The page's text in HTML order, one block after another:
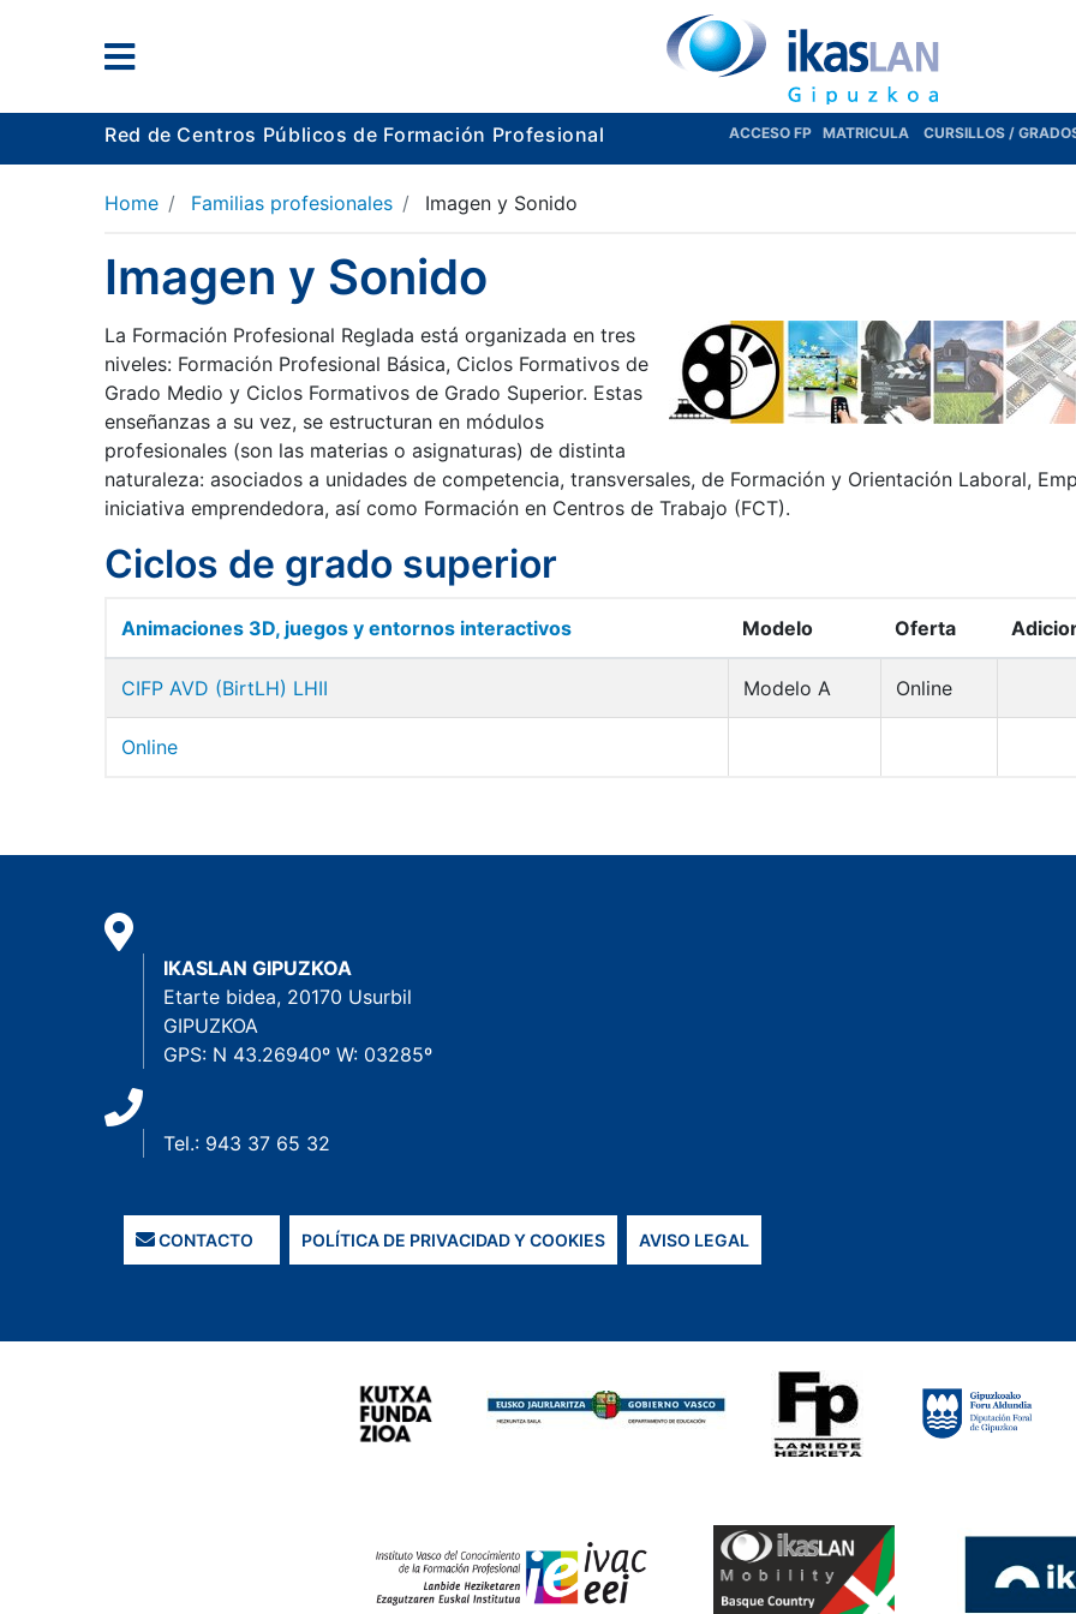
Red de Centros Públicos de Formación Profesional ACCESO FP MATRICULA CURSILLOS /
Home Familias profesionales Imagen y Sonido
Imagen y Sonido
La Formación Profesional Reglada está organizada en tres
niveles: Formación Profesional Básica, Ciclos Formativos de
Grado Medio y Ciclos Formativos de Grado Superior. Estas
enseñanzas a su vez, se estructuran en módulos
profesionales (son las materias o asignaturas) de distinta
naturaleza: asociados a unidades de competencia, transversales, de Formación y Orientación Laboral,
iniciativa emprendedora, así como Formación en Centros de Trabajo (FCT).
Ciclos de grado superior
Animaciones 3D, juegos y entornos interactivos Modelo Oferta
CIFP AVD (BirtLH) LHII Modelo A Online
Online
IKASLAN GIPUZKOA
Etarte bidea, 20170 Usurbil
GIPUZKOA
GPS: N 43.26940º W: 03285º
Tel.: 943 37 65 32
CONTACTO POLÍTICA DE PRIVACIDAD Y COOKIES AVISO LEGAL